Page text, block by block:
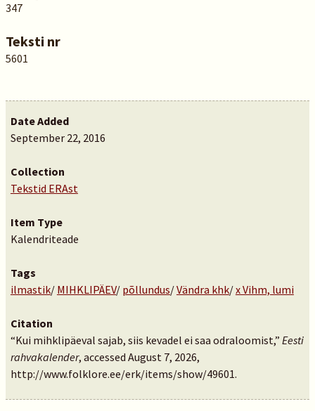
347
Teksti nr
5601
Date Added
September 22, 2016
Collection
Tekstid ERAst
Item Type
Kalendriteade
Tags
ilmastik/ MIHKLIPÄEV/ põllundus/Vändra khk/x Vihm, lumi
Citation
“Kui mihklipäeval sajab, siis kevadel ei saa odraloomist,” Eesti
rahvakalender, accessed August 7, 2026,
http://www.folklore.ee/erk/items/show/49601.